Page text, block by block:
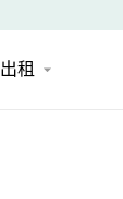
出租